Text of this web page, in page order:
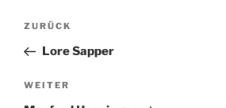
Beitragsnavigation
Vorheriger
Beitrag
ZURÜCK
Lore Sapper
Nächster
WEITER